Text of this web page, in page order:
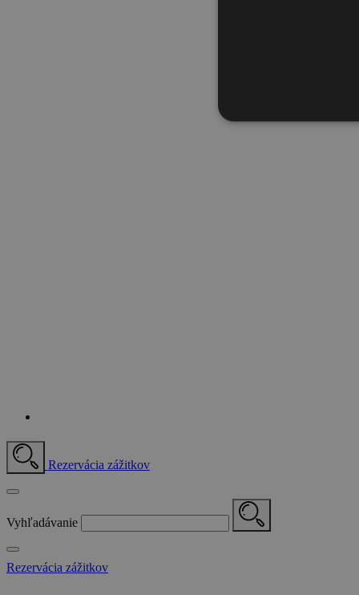
Rezervácia zážitkov
Vyhľadávanie
Rezervácia zážitkov